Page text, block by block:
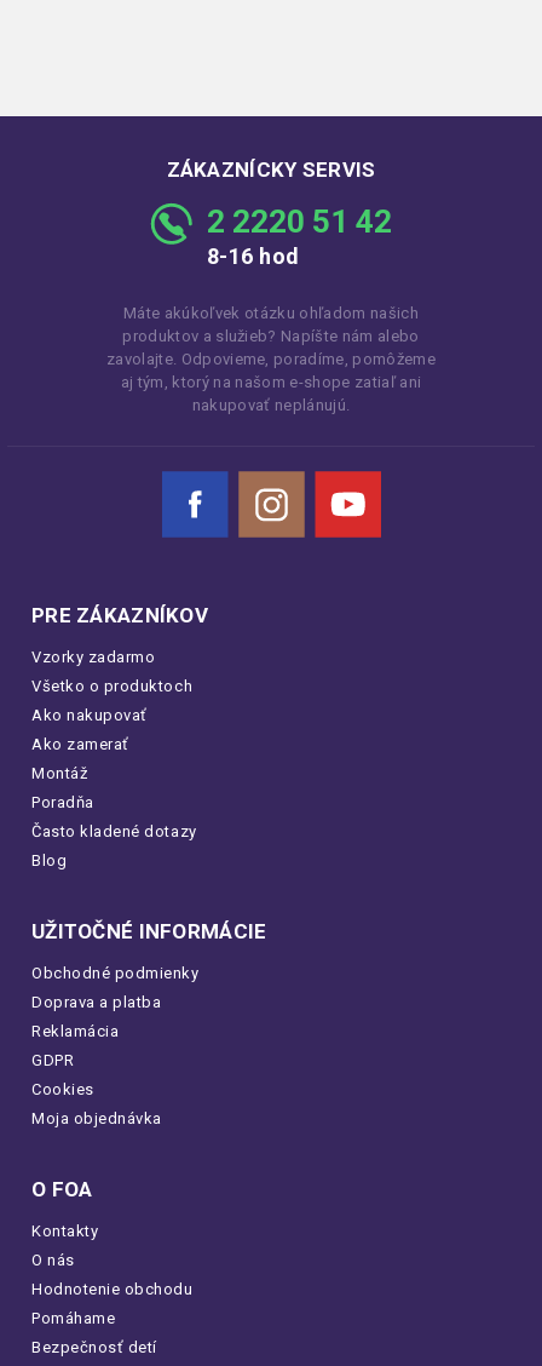
ZÁKAZNÍCKY SERVIS
2 2220 51 42
8-16 hod
Máte akúkoľvek otázku ohľadom našich
produktov a služieb? Napíšte nám alebo
zavolajte. Odpovieme, poradíme, pomôžeme
aj tým, ktorý na našom e-shope zatiaľ ani
nakupovať neplánujú.
Facebook Instagram YouTube
PRE ZÁKAZNÍKOV
Vzorky zadarmo
Všetko o produktoch
Ako nakupovať
Ako zamerať
Montáž
Poradňa
Často kladené dotazy
Blog
UŽITOČNÉ INFORMÁCIE
Obchodné podmienky
Doprava a platba
Reklamácia
GDPR
Cookies
Moja objednávka
O FOA
Kontakty
O nás
Hodnotenie obchodu
Pomáhame
Bezpečnosť detí